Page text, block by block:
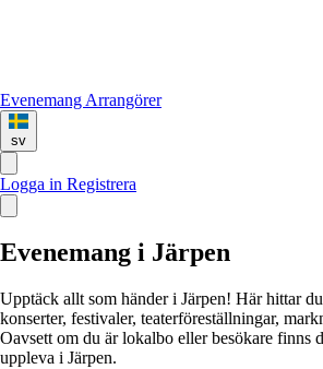
Evenemang Arrangörer
sv
Logga in Registrera
Evenemang i Järpen
Upptäck allt som händer i Järpen! Här hittar
konserter, festivaler, teaterföreställningar,
Oavsett om du är lokalbo eller besökare finns
uppleva i Järpen.